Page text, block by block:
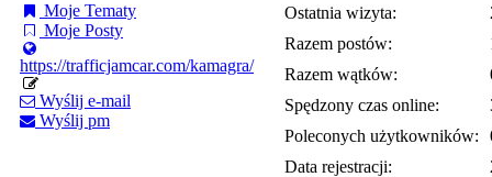
Moje Tematy
Moje Posty
https://trafficjamcar.com/kamagra/
Wyślij e-mail
Wyślij pm
Ostatnia wizyta:
Razem postów:
Razem wątków:
Spędzony czas online:
Poleconych użytkowników:
Data rejestracji: